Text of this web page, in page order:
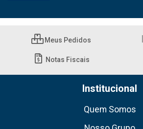
Meus Pedidos
Notas Fiscais
Institucional
Quem Somos